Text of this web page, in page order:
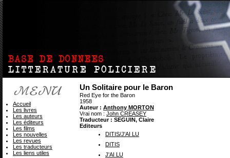
Un Solitaire pour le Baron
Red Eye for the Baron
1958
Auteur : Anthony MORTON
Vrai nom : John CREASEY
Traducteur : SEGUIN, Claire
Editeurs
DITIS/J'AI LU
DITIS
J'AI LU
Accueil
Les livres
Les auteurs
Les éditeurs
Les films
Les nouvelles
Les revues
Les traducteurs
Les liens utiles